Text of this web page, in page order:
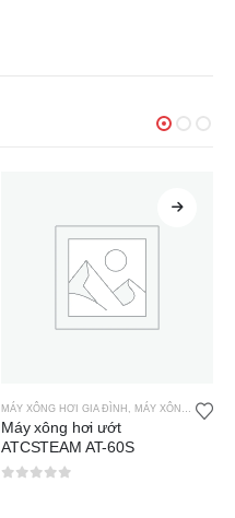
MÁY XÔNG HƠI GIA ĐÌNH , MÁY XÔNG HƠI ATC STEAM
Máy xông hơi ướt
ATCSTEAM AT-60S